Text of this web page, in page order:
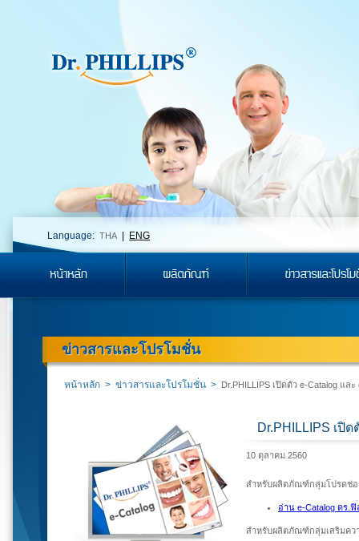
Language: THA ENG
ข่าวสารและโปรโมชั่น
หน้าหลัก > ข่าวสารและโปรโมชั่น > Dr.PHILLIPS เปิดตัว e-Catalog แล
Dr.PHILLIPS เปิ
10 ตุลาคม 2560
สำหรับผลิตภัณฑ์กลุ่มโปรดช่อ
อ่าน e-Catalog ดร.
สำหรับผลิตภัณฑ์กลุ่มเสริมคว